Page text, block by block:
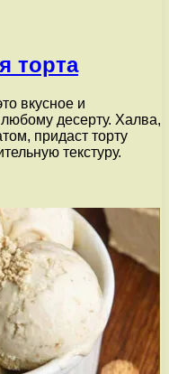
торта
вкусное и
десерту. Халва,
придаст торту
текстуру.